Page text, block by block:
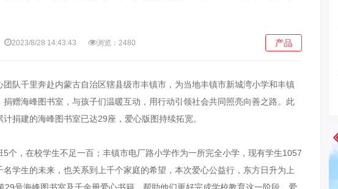
2023/8/28 14:43:43 浏览：2480 产品
队千里奔赴内蒙古自治区辖县级市丰镇市，为当地丰镇市新城湾小学和丰镇
赠海峰图书室，与孩子们温暖互动，用行动引领社会共同照亮向善之路。此
捐建的海峰图书室已达29座，爱心版图持续拓宽。
个，在校学生不足一百；丰镇市电厂路小学作为一所完全小学，现有学生1057
名学生的未来，也关系到上千个家庭的希望，本次爱心公益行，东方日升为上